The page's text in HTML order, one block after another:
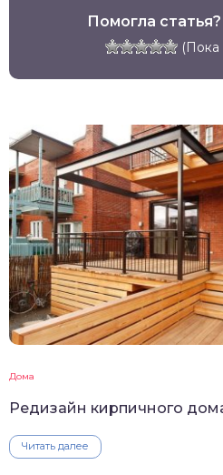
Помогла
(Пока
Дома
Редизайн кирпичного
Читать далее